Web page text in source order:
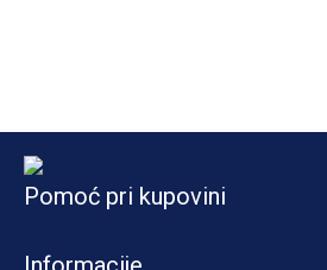
Pomoć pri kupovini